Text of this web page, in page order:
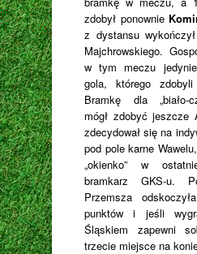
zdobył ponownie
z dystansu
Majchrowskiego.
w tym meczu
gola, którego
Bramkę dla „biało-
mógł zdobyć jeszcze
zdecydował się na
pod pole karne
„okienko” w
bramkarz GKS-u.
Przemsza
punktów i jeśli
Śląskiem zapewni
trzecie miejsce na